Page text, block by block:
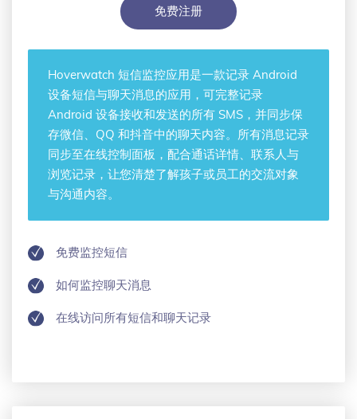
免费注册
Hoverwatch 短信监控应用 是一款记录 Android
设备短信与聊天消息的应用，可完整记录
Android 设备接收和发送的所有 SMS，并同步保
存微信、QQ 和抖音中的聊天内容。所有消息记录
同步至在线控制面板，配合通话详情、联系人与
浏览记录，让您清楚了解孩子或员工的交流对象
与沟通内容。
免费监控短信
如何监控聊天消息
在线访问所有短信和聊天记录